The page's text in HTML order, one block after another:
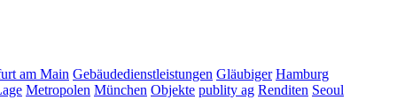
am Main Gebäudedienstleistungen Gläubiger Hamburg
Metropolen München Objekte publity ag Renditen Seoul